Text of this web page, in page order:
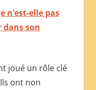
n’est-elle pas
son
joué un rôle clé
ont non